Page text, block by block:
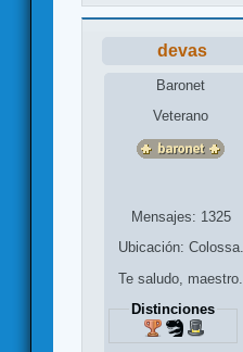
devas
Baronet
Veterano
Mensajes: 1325
Ubicación: Colossa.
Te saludo, maestro.
Distinciones